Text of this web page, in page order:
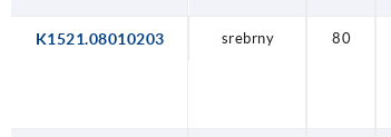
K1521.08010203 srebrny 80